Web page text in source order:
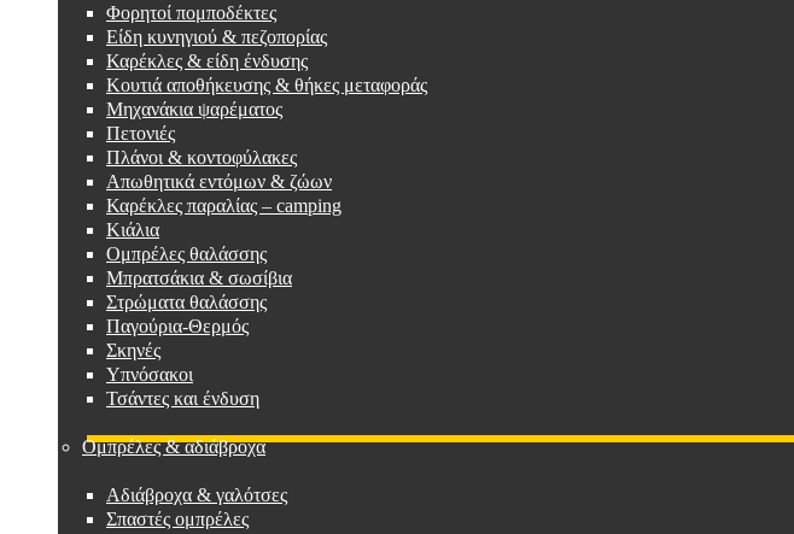
Φορητοί πομποδέκτες
Είδη κυνηγιού & πεζοπορίας
Καρέκλες & είδη ένδυσης
Κουτιά αποθήκευσης & θήκες μεταφοράς
Μηχανάκια ψαρέματος
Πετονιές
Πλάνοι & κοντοφύλακες
Απωθητικά εντόμων & ζώων
Καρέκλες παραλίας – camping
Κιάλια
Ομπρέλες θαλάσσης
Μπρατσάκια & σωσίβια
Στρώματα θαλάσσης
Παγούρια-Θερμός
Σκηνές
Υπνόσακοι
Τσάντες και ένδυση
Ομπρέλες & αδιάβροχα
Αδιάβροχα & γαλότσες
Σπαστές ομπρέλες